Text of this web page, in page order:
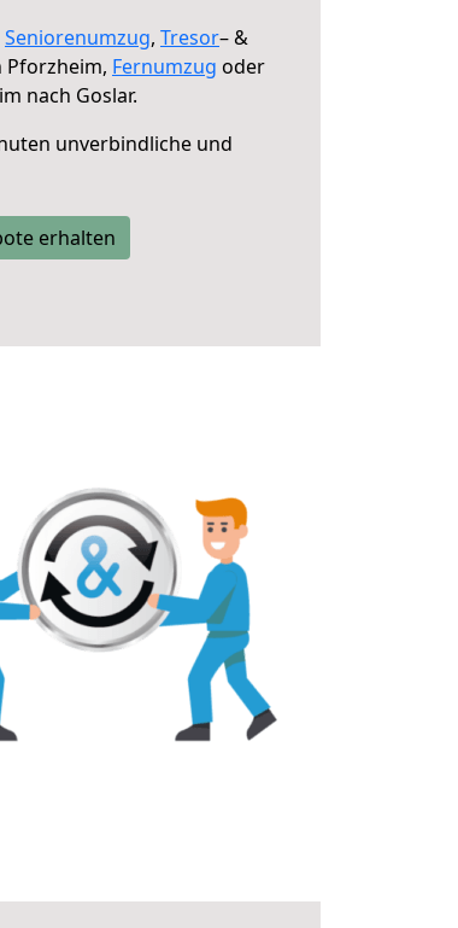
Seniorenumzug, Tresor– &
Pforzheim, Fernumzug oder
nach Goslar.
unverbindliche und
erhalten